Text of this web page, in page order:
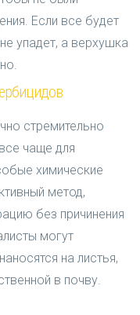
Если все будет
упадет, а верхушка
стремительно
чаще для
химические
метод,
без причинения
могут
на листья,
в почву.